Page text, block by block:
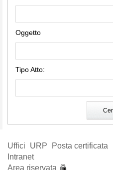
Oggetto
Tipo Atto:
Uffici URP Posta certificata
Intranet
Area riservata